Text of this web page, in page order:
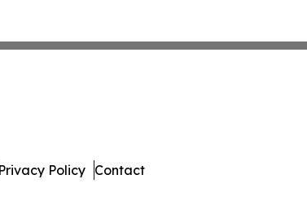
Privacy Policy Contact